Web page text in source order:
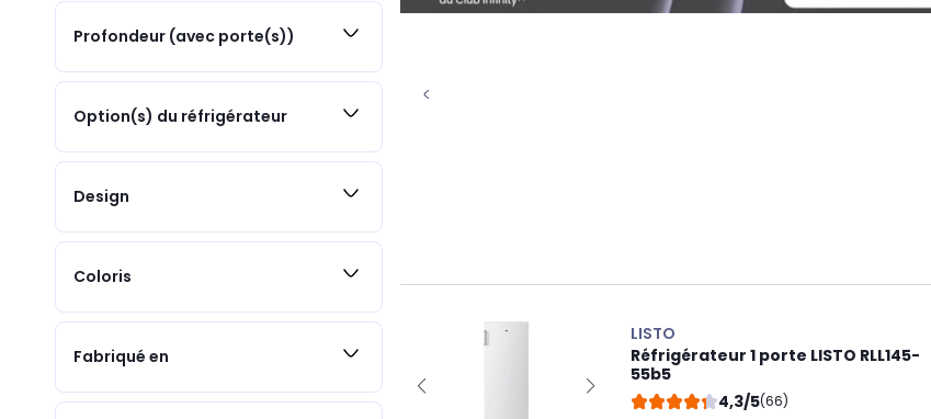
Profondeur (avec porte(s))
Option(s) du réfrigérateur
Design
Coloris
Fabriqué en
LISTO
Réfrigérateur 1 porte LISTO RLL145-
55b5
4,3/5(66)